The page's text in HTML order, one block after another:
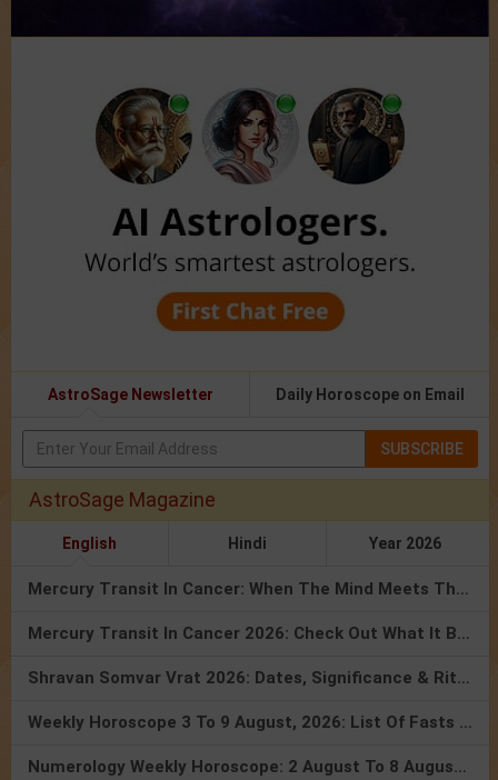
AstroSage Newsletter Daily Horoscope on Email
SUBSCRIBE
AstroSage Magazine
English Hindi Year 2026
Mercury Transit In Cancer: When The Mind Meets The Heart!
Mercury Transit In Cancer 2026: Check Out What It Brings For You
Shravan Somvar Vrat 2026: Dates, Significance & Rituals In August
Weekly Horoscope 3 To 9 August, 2026: List Of Fasts & Festivals
Numerology Weekly Horoscope: 2 August To 8 August, 2026